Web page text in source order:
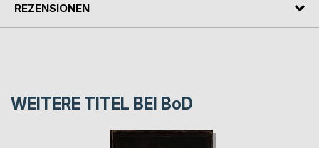
REZENSIONEN
WEITERE TITEL BEI BoD